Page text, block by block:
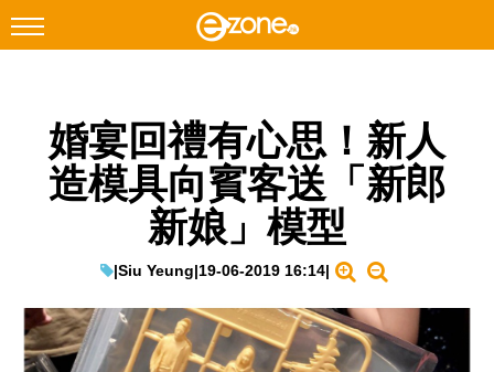
Facebook Instagram
科技焦點
教學評測
EduTech
婚宴回禮有心思！新人
造模具向賓客送「新郎
新娘」模型
|Siu Yeung|19-06-2019 16:14|